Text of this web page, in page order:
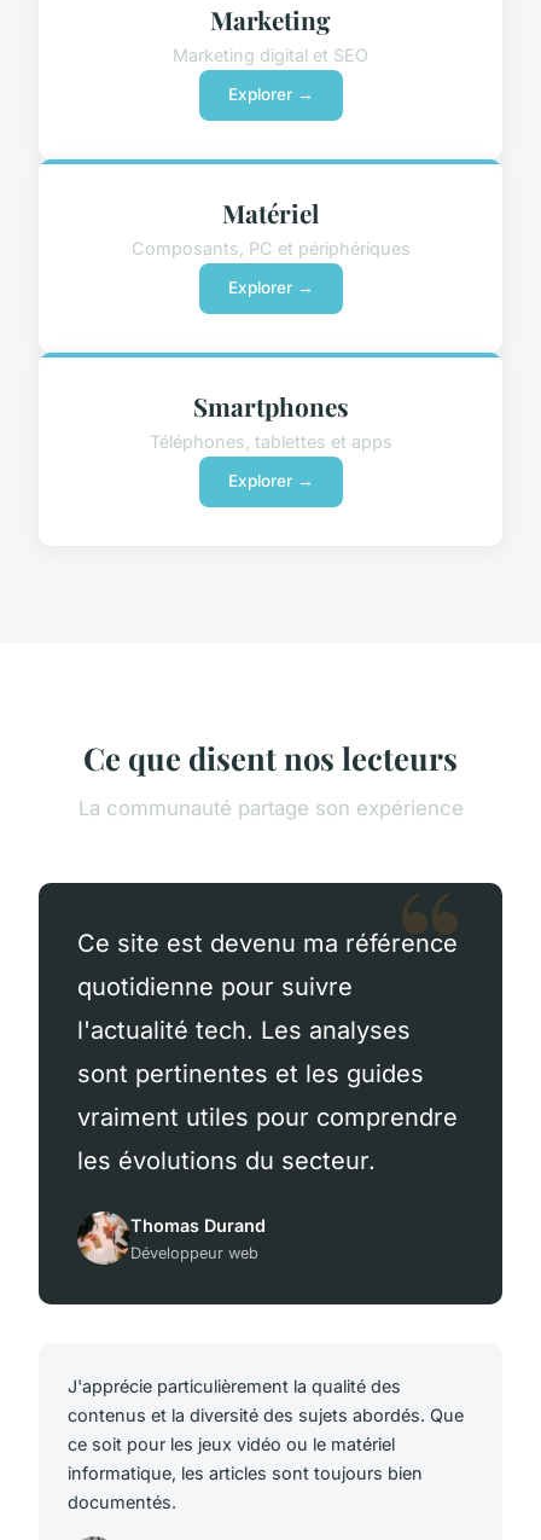
Marketing
Marketing digital et SEO
Explorer →
Matériel
Composants, PC et périphériques
Explorer →
Smartphones
Téléphones, tablettes et apps
Explorer →
Ce que disent nos lecteurs
La communauté partage son expérience
Ce site est devenu ma référence
quotidienne pour suivre
l'actualité tech. Les analyses
sont pertinentes et les guides
vraiment utiles pour comprendre
les évolutions du secteur.
Thomas Durand
Développeur web
J'apprécie particulièrement la qualité des
contenus et la diversité des sujets abordés. Que
ce soit pour les jeux vidéo ou le matériel
informatique, les articles sont toujours bien
documentés.